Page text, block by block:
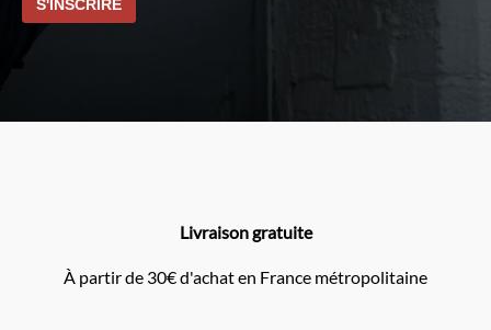
Livraison gratuite
À partir de 30€ d'achat en France métropolitaine